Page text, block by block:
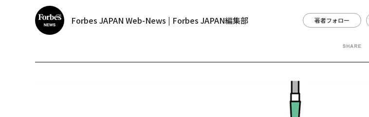
Forbes JAPAN Web-News | Forbes JAPAN編集部 著者フォロー